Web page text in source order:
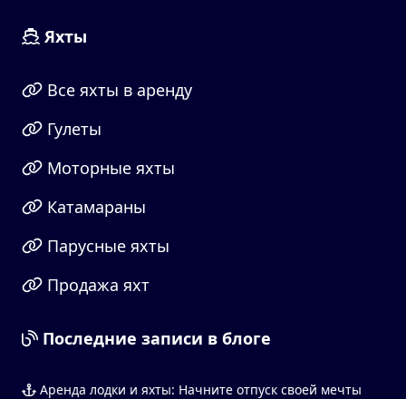
Яхты
Все яхты в аренду
Гулеты
Моторные яхты
Катамараны
Парусные яхты
Продажа яхт
Последние записи в блоге
Аренда лодки и яхты: Начните отпуск своей мечты